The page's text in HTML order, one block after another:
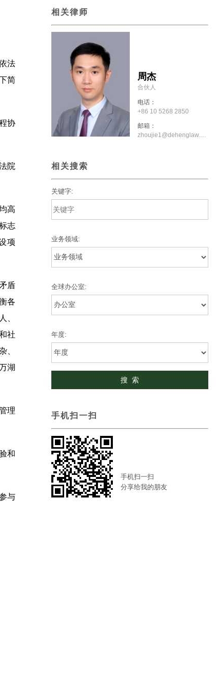
法
简
协
院
高
志
项
盾
各
、
社
、
湖
理
和
与
相关律师
周杰
合伙人
电话：
+86 10 5268 2850
邮箱：
zhoujie1@dehenglaw.com
相关搜索
关键字:
业务领域:
全球办公室:
年度:
手机扫一扫
手机扫一扫
分享给我的朋友